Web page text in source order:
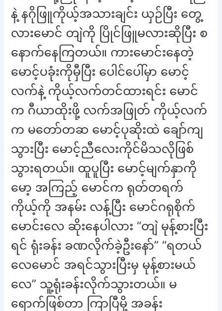
နဲ့ နဂိုဖြူကိုယ့်အသားချင်း ယှဉ်ပြီး တွေ့
လားမောင် တျဲကို ပြိုင်ဖြူမလားဆိုပြီး စ
နောက်နေကြတယ်။ ကားမောင်းနေတဲ့
မောင့်ပခုံးကိုမှီပြီး ပေါင်ပေါ်မှာ မောင့်
လက်နဲ့ ကိုယ့်လက်တင်ထားရင်း မောင်
က ဂီယာထိုးဖို့ လက်အဖြုတ် ကိုယ့်လက်
က မတော်တဆ မောင့်ပုဆိုးထဲ ချော်ကျ
သွားပြီး မောင့်ညီလေးကိုင်မိသလိုဖြစ်
သွားရတယ်။ ထူပူပြီး မောင့်မျက်နှာကို
မော့ အကြည့် မောင်က ရုတ်တရက်
ကိုယ့်ကို အနမ်း လန့်ပြီး မောင်ဂရုစိုက်
မောင်းလေ ဆိုးနေပါလား “တျဲ မုန့်စားပြီး
ရင် ရုံးခန်း ခဏလိုက်ခဲ့ဦးနော်” “ရတယ်
လေမောင် အရင်သွားပြီးမှ မုန့်စားမယ်
လေ” သူ့ရုံးခန်းလိုက်သွားတယ်။ မ
ရောက်ဖြစ်တာ ကြာပြီမို့ အခန်း